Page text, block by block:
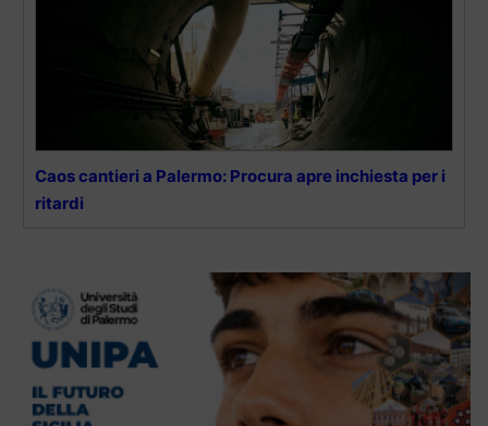
Caos cantieri a Palermo: Procura apre inchiesta per i
ritardi